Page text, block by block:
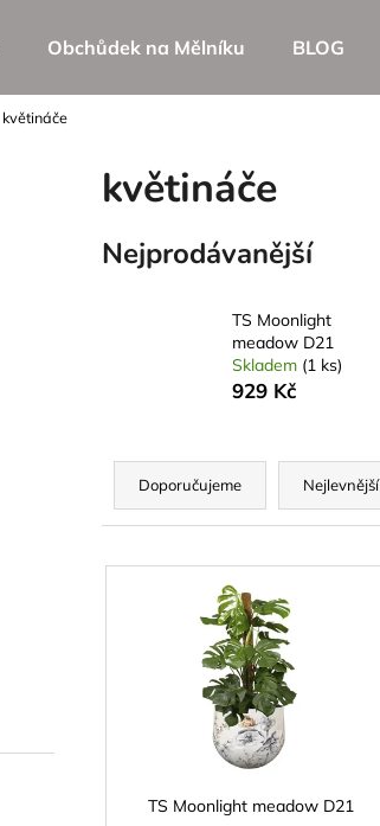
Obchůdek na Mělníku BLOG
květináče
květináče
Nejprodávanější
TS Moonlight
meadow D21
Skladem (1 ks)
929 Kč
Ř
z
Doporučujeme Nejlevnější
V
TS Moonlight meadow D21
Doporučujeme